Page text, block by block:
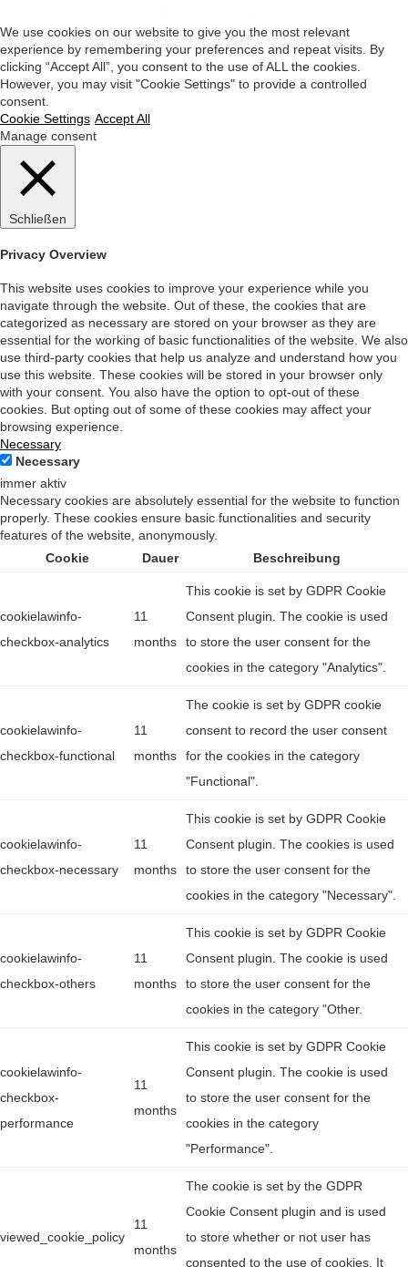
We use cookies on our website to give you the most relevant
experience by remembering your preferences and repeat visits. By
clicking “Accept All”, you consent to the use of ALL the cookies.
However, you may visit "Cookie Settings" to provide a controlled
consent.
Cookie Settings Accept All
Manage consent
Schließen
Privacy Overview
This website uses cookies to improve your experience while you
navigate through the website. Out of these, the cookies that are
categorized as necessary are stored on your browser as they are
essential for the working of basic functionalities of the website. We also
use third-party cookies that help us analyze and understand how you
use this website. These cookies will be stored in your browser only
with your consent. You also have the option to opt-out of these
cookies. But opting out of some of these cookies may affect your
browsing experience.
Necessary
Necessary
immer aktiv
Necessary cookies are absolutely essential for the website to function
properly. These cookies ensure basic functionalities and security
features of the website, anonymously.
Cookie
Dauer Beschreibung
cookielawinfo-
checkbox-analytics
11
months
This cookie is set by GDPR Cookie
Consent plugin. The cookie is used
to store the user consent for the
cookies in the category "Analytics".
cookielawinfo-
checkbox-functional
11
months
The cookie is set by GDPR cookie
consent to record the user consent
for the cookies in the category
"Functional".
cookielawinfo-
checkbox-necessary
11
months
This cookie is set by GDPR Cookie
Consent plugin. The cookies is used
to store the user consent for the
cookies in the category "Necessary".
cookielawinfo-
checkbox-others
11
months
This cookie is set by GDPR Cookie
Consent plugin. The cookie is used
to store the user consent for the
cookies in the category "Other.
cookielawinfo-
checkbox-
performance
11
months
This cookie is set by GDPR Cookie
Consent plugin. The cookie is used
to store the user consent for the
cookies in the category
"Performance".
viewed_cookie_policy
11
months
The cookie is set by the GDPR
Cookie Consent plugin and is used
to store whether or not user has
consented to the use of cookies. It